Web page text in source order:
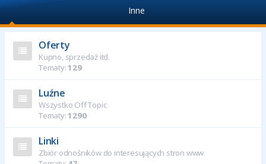
Inne
Oferty
Kupno, sprzedaż itd.
Tematy:129
Luźne
Wszystko Off Topic
Tematy:1290
Linki
Zbiór odnośników do interesujących stron www